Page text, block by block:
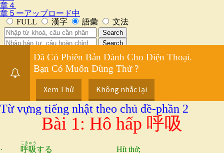
章４
章５ーアップロード中
Đã Có Phiên Bản Dành Cho Điện Thoại.
Bạn Có Muốn Dùng Thử ?
Xem Thử Không nhắc lại
Từ vựng tiếng nhật theo chủ đề-phần 2
Bài 1: Hô hấp 呼吸
· 呼吸
こきゅう
する Hít thở;